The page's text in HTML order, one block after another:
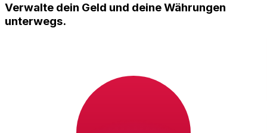
Verwalte dein Geld und deine Währungen
unterwegs.
Geld ins Ausland überweisen, ohne versteckte
Gebühren. Heute herunterladen!